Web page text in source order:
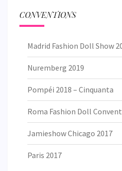
CONVENTIONS
Madrid Fashion Doll Show
Nuremberg 2019
Pompéi 2018 – Cinquanta
Roma Fashion Doll
Jamieshow Chicago 2017
Paris 2017